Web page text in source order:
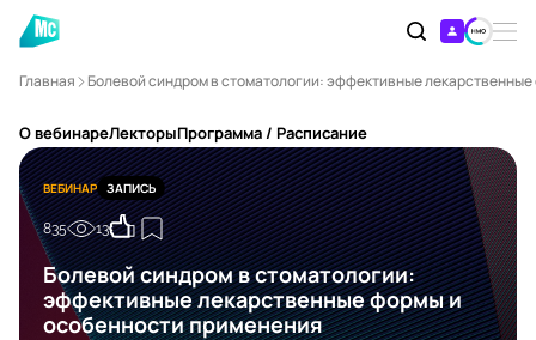
Главная Болевой синдром в стоматологии: эффективные
О вебинареЛекторыПрограмма / Расписание
ВЕБИНАР ЗАПИСЬ
835 13
Болевой синдром в стоматологии:
эффективные лекарственные формы и
особенности применения